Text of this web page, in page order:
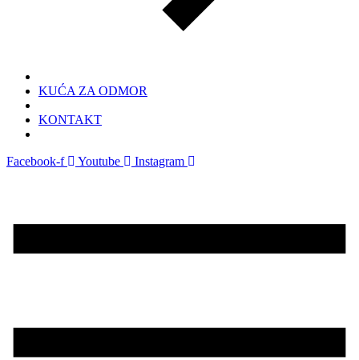
KUĆA ZA ODMOR
KONTAKT
Facebook-f Youtube Instagram